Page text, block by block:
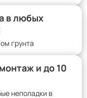
в любых
грунта
и до 10
неполадки в